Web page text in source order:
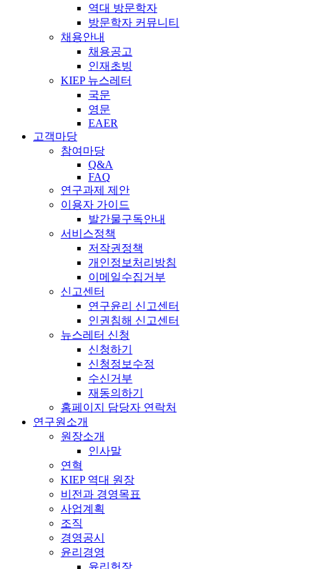
역대 방문학자
방문학자 커뮤니티
채용안내
채용공고
인재초빙
KIEP 뉴스레터
국문
영문
EAER
고객마당
참여마당
Q&A
FAQ
연구과제 제안
이용자 가이드
발간물구독안내
서비스정책
저작권정책
개인정보처리방침
이메일수집거부
신고센터
연구윤리 신고센터
인권침해 신고센터
뉴스레터 신청
신청하기
신청정보수정
수신거부
재동의하기
홈페이지 담당자 연락처
연구원소개
원장소개
인사말
연혁
KIEP 역대 원장
비전과 경영목표
사업계획
조직
경영공시
윤리경영
윤리헌장